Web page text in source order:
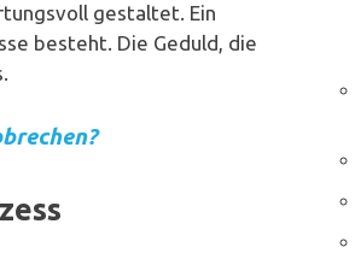
gestaltet. Ein
besteht. Die Geduld, die